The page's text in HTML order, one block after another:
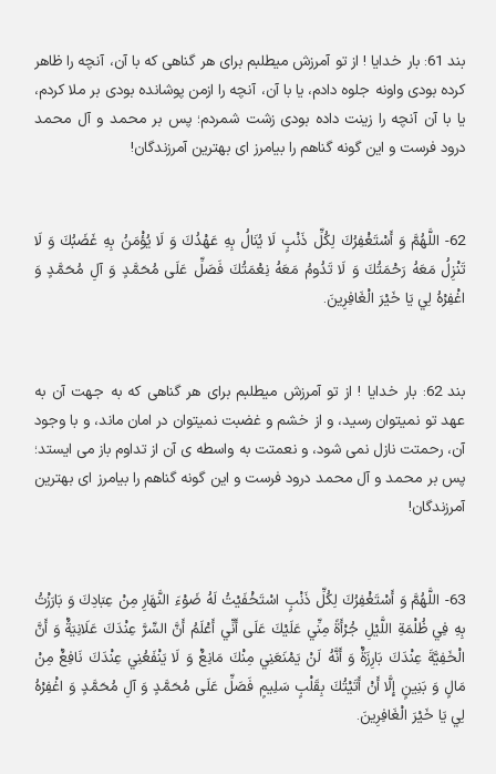
بند61: بار خدایا ! از تو آمرزش میطلبم برای هر گناهی که با آن، آنچه را ظاهر
کرده بودی واونه جلوه دادم، یا با آن، آنچه را ازمن پوشانده بودی بر ملا کردم،
یا با آن آنچه را زینت داده بودی زشت شمردم؛ پس بر محمد و آل محمد
درود فرست و این گونه گناهم را بیامرز ای بهترین آمرزندگان!
62- اللَّهُمَّ وَ أَسْتَغْفِرُكَ لِكُلِّ ذَنْبٍ لَا يُنَالُ بِهِ عَهْدُكَ وَ لَا يُؤْمَنُ بِهِ غَضَبُكَ وَ لَا
تَنْزِلُ مَعَهُ رَحْمَتُكَ وَ لَا تَدُومُ مَعَهُ نِعْمَتُكَ فَصَلِّ عَلَى مُحَمَّدٍ وَ آلِ مُحَمَّدٍ وَ
اغْفِرْهُ لِي يَا خَيْرَ الْغَافِرِينَ.
بند62: بار خدایا ! از تو آمرزش میطلبم برای هر گناهی که به جهت آن به
عهد تو نمیتوان رسید، و از خشم و غضبت نمیتوان در امان ماند، و با وجود
آن، رحمتت نازل نمی شود، و نعمتت به واسطه ی آن از تداوم باز می ایستد؛
پس بر محمد و آل محمد درود فرست و این گونه گناهم را بیامرز ای بهترین
آمرزندگان!
63- اللَّهُمَّ وَ أَسْتَغْفِرُكَ لِكُلِّ ذَنْبٍ اسْتَخْفَيْتُ لَهُ ضَوْءَ النَّهَارِ مِنْ عِبَادِكَ وَ بَارَزْتُ
بِهِ فِي ظُلْمَةِ اللَّيْلِ جُرْأَةً مِنِّي عَلَيْكَ عَلَى أَنِّي أَعْلَمُ أَنَّ السِّرَّ عِنْدَكَ عَلَانِيَةٌ وَ أَنَّ
الْخَفِيَّةَ عِنْدَكَ بَارِزَةٌ وَ أَنَّهُ لَنْ يَمْنَعَنِي مِنْكَ مَانِعٌ وَ لَا يَنْفَعُنِي عِنْدَكَ نَافِعٌ مِنْ
مَالٍ وَ بَنِينٍ إِلَّا أَنْ أَتَيْتُكَ بِقَلْبٍ سَلِيمٍ فَصَلِّ عَلَى مُحَمَّدٍ وَ آلِ مُحَمَّدٍ وَ اغْفِرْهُ
لِي يَا خَيْرَ الْغَافِرِينَ.